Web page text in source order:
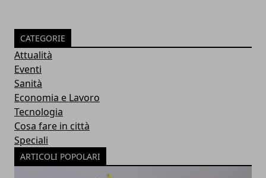
CATEGORIE
Attualità
Eventi
Sanità
Economia e Lavoro
Tecnologia
Cosa fare in città
Speciali
ARTICOLI POPOLARI